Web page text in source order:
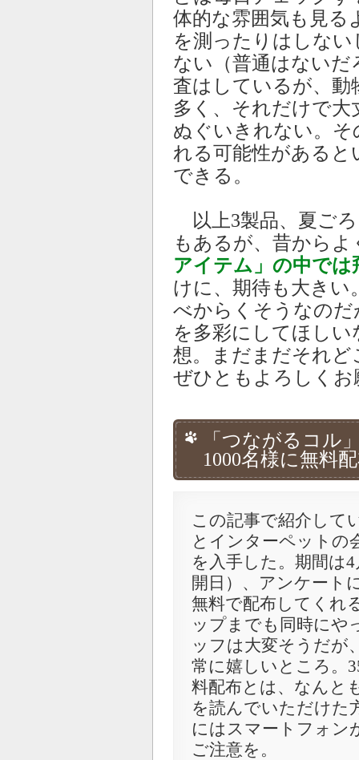
体的な雰囲気も見る
を測ったりはしな
ない（普通はないだ
査はしているが、動
多く、それだけで
ぬぐいきれない。
れる可能性があると
できる。
以上3製品、夏ご
もあるが、昔からよ
アイテム」の中で
けに、期待も大きい
べからくそうなの
を多彩にしてほし
想。まだまだそれ
ぜひともよろしくお
「つながるコル
1000名様に無料
この記事で紹介して
とインターペットの
を入手した。期間は
開日）、アンケート
無料で配布してくれ
ップまでも同時にや
ッフは大変そうだが
常に嬉しいところ。
料配布とは、なんと
を読んでいただけた
にはスマートフォン
ご注意を。